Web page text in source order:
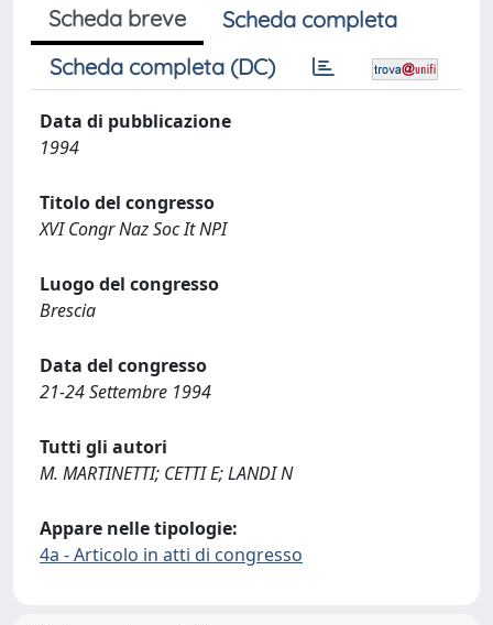
Scheda breve
Scheda completa
Scheda completa (DC)
Data di pubblicazione
1994
Titolo del congresso
XVI Congr Naz Soc It NPI
Luogo del congresso
Brescia
Data del congresso
21-24 Settembre 1994
Tutti gli autori
M. MARTINETTI; CETTI E; LANDI N
Appare nelle tipologie:
4a - Articolo in atti di congresso